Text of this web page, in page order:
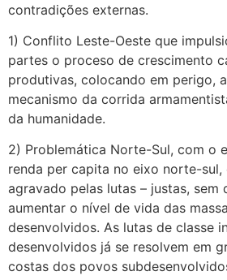
contradições externas.
1) Conflito Leste-Oeste que
partes o proceso de crescimento
produtivas, colocando em perigo,
mecanismo da corrida
da humanidade.
2) Problemática Norte-Sul, com o
renda per capita no eixo norte-sul,
agravado pelas lutas – justas, sem
aumentar o nível de vida das
desenvolvidos. As lutas de classe
desenvolvidos já se resolvem em
costas dos povos